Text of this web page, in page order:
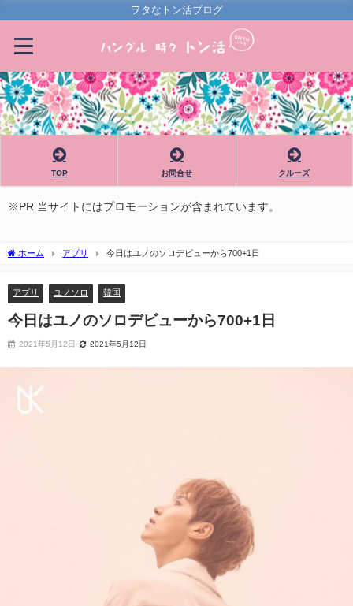
ヲタなトン活ブログ
TOP お問合せ クルーズ
※PR 当サイトにはプロモーションが含まれています。
ホーム アプリ 今日はユノのソロデビューから700+1日
アプリ ユノソロ 韓国
今日はユノのソロデビューから700+1日
2021年5月12日 2021年5月12日